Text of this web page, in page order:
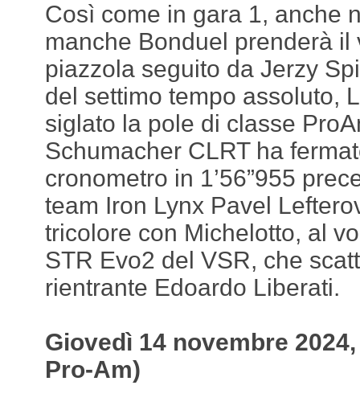
Così come in gara 1, anche
manche Bonduel prenderà il
piazzola seguito da Jerzy
del settimo tempo assoluto,
siglato la pole di classe
Schumacher CLRT ha
cronometro in 1’56”955
team Iron Lynx Pavel
tricolore con Michelotto, al
STR Evo2 del VSR, che
rientrante Edoardo Liberati.
Giovedì 14 novembre
Pro-Am)